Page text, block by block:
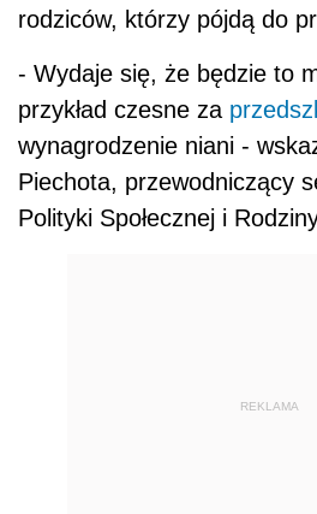
rodziców, którzy pójdą do
- Wydaje się, że będzie to
przykład czesne za
wynagrodzenie niani -
Piechota, przewodniczący
Polityki Społecznej i
REKLAMA